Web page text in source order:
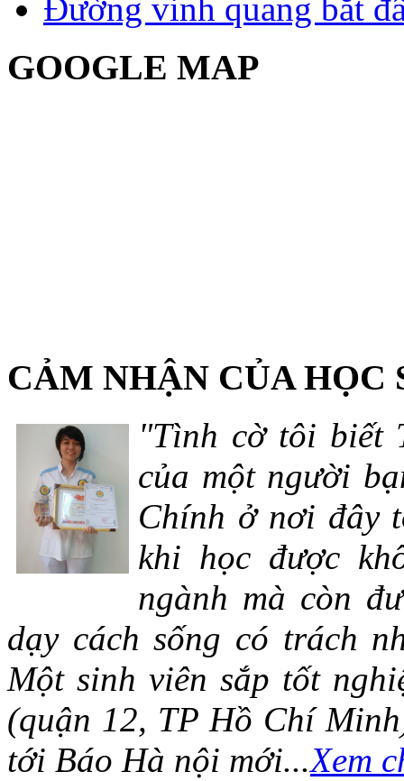
Đường vinh quang bắt
GOOGLE MAP
CẢM NHẬN CỦA HỌC
"Tình cờ tôi biết
của một người
Chính ở nơi đây
khi học được
ngành mà còn
dạy cách sống có trách
Một sinh viên sắp tốt
(quận 12, TP Hồ Chí
tới Báo Hà nội mới...Xem